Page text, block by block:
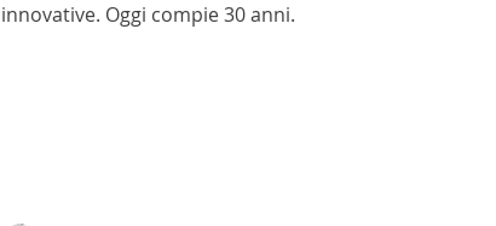
innovative. Oggi compie 30 anni.